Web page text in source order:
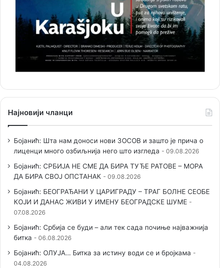
Најновији чланци
Бојанић: Шта нам доноси нови ЗОСОВ и зашто је прича о
лиценци много озбиљнија него што изгледа
09.08.2026
Бојанић: СРБИЈА НЕ СМЕ ДА БИРА ТУЂЕ РАТОВЕ – МОРА
ДА БИРА СВОЈ ОПСТАНАК
09.08.2026
Бојанић: БЕОГРАЂАНИ У ЦАРИГРАДУ – ТРАГ БОЛНЕ СЕОБЕ
КОЈИ И ДАНАС ЖИВИ У ИМЕНУ БЕОГРАДСКЕ ШУМЕ
07.08.2026
Бојанић: Србија се буди – али тек сада почиње најважнија
битка
06.08.2026
Бојанић: ОЛУЈА… Битка за истину води се и бројкама
04.08.2026